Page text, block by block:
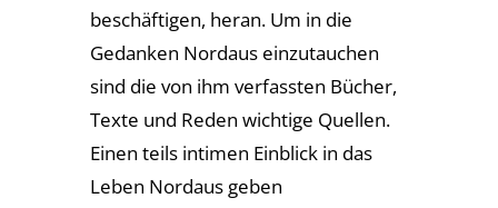
beschäftigen, heran. Um in die
Gedanken Nordaus einzutauchen
sind die von ihm verfassten Bücher,
Texte und Reden wichtige Quellen.
Einen teils intimen Einblick in das
Leben Nordaus geben